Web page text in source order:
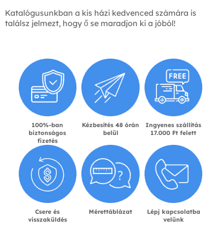
Katalógusunkban a kis házi kedvenced számára is
találsz jelmezt, hogy ő se maradjon ki a jóból!
100%-ban
biztonságos
fizetés
Kézbesítés 48 órán
belül
Ingyenes szállítás
17.000 Ft felett
Csere és
visszaküldés
Mérettáblázat
Lépj kapcsolatba
velünk